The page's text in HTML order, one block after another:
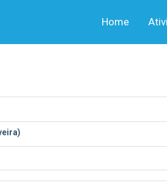
Home